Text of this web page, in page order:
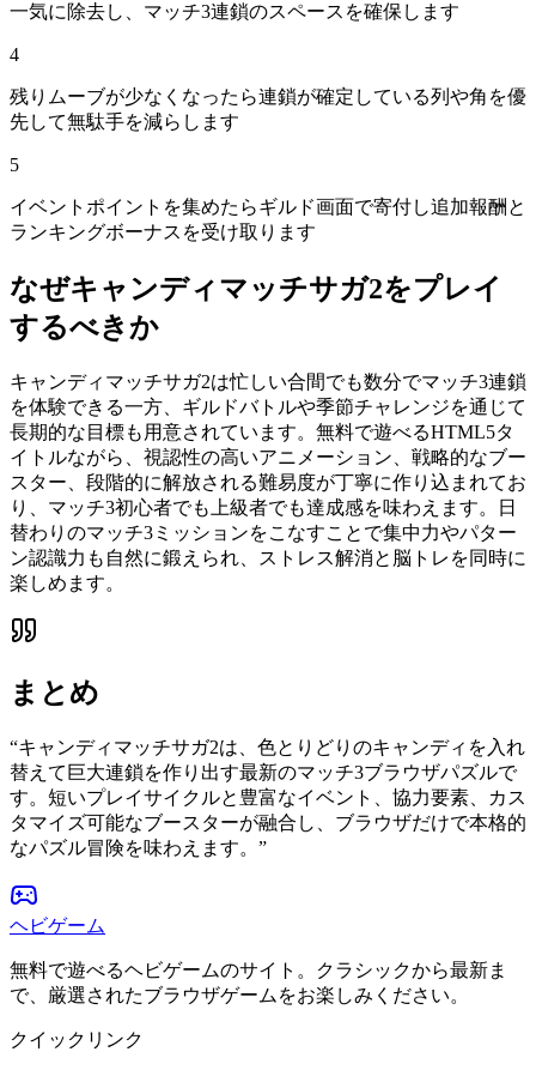
一気に除去し、マッチ3連鎖のスペースを確保します
4
残りムーブが少なくなったら連鎖が確定している列や角を優
先して無駄手を減らします
5
イベントポイントを集めたらギルド画面で寄付し追加報酬と
ランキングボーナスを受け取ります
なぜキャンディマッチサガ2をプレイ
するべきか
キャンディマッチサガ2は忙しい合間でも数分でマッチ3連鎖
を体験できる一方、ギルドバトルや季節チャレンジを通じて
長期的な目標も用意されています。無料で遊べるHTML5タ
イトルながら、視認性の高いアニメーション、戦略的なブー
スター、段階的に解放される難易度が丁寧に作り込まれてお
り、マッチ3初心者でも上級者でも達成感を味わえます。日
替わりのマッチ3ミッションをこなすことで集中力やパター
ン認識力も自然に鍛えられ、ストレス解消と脳トレを同時に
楽しめます。
まとめ
“キャンディマッチサガ2は、色とりどりのキャンディを入れ
替えて巨大連鎖を作り出す最新のマッチ3ブラウザパズルで
す。短いプレイサイクルと豊富なイベント、協力要素、カス
タマイズ可能なブースターが融合し、ブラウザだけで本格的
なパズル冒険を味わえます。 ”
ヘビゲーム
無料で遊べるヘビゲームのサイト。クラシックから最新ま
で、厳選されたブラウザゲームをお楽しみください。
クイックリンク